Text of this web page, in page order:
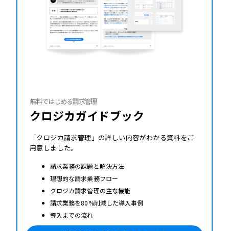
無料ではじめる請求管理
クロジカガイドブック
「クロジカ請求管理」の詳しい内容がわかる資料をご
用意しました。
請求業務の課題と解決方法
理想的な請求業務フロー
クロジカ請求管理の主な機能
請求業務を80%削減した導入事例
導入までの流れ